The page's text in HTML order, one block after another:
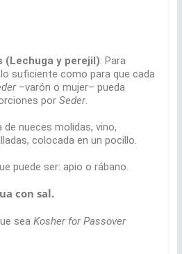
(Lechuga y perejil): Para
suficiente como para que cada
–varón o mujer– pueda
por Seder.
de nueces molidas, vino,
colocada en un pocillo.
puede ser: apio o rábano.
con sal.
sea Kosher for Passover